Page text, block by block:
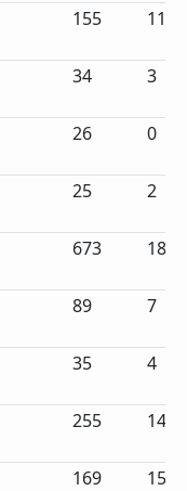
155 11
34 3
26 0
25 2
673 18
89 7
35 4
255 14
169 15